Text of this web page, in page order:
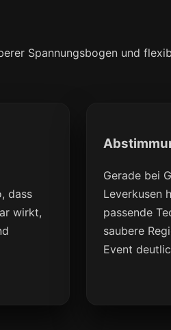
Spannungsbogen und
dass
wirkt,
Gerade bei
Leverkusen
passende
saubere
Event